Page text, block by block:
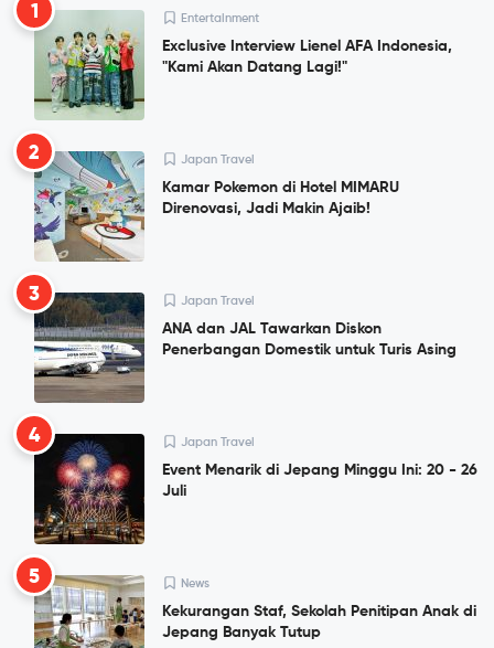
1 Entertainment
Exclusive Interview Lienel AFA Indonesia,
"Kami Akan Datang Lagi!"
2 Japan Travel
Kamar Pokemon di Hotel MIMARU
Direnovasi, Jadi Makin Ajaib!
3 Japan Travel
ANA dan JAL Tawarkan Diskon
Penerbangan Domestik untuk Turis Asing
4 Japan Travel
Event Menarik di Jepang Minggu Ini: 20 - 26
Juli
5 News
Kekurangan Staf, Sekolah Penitipan Anak di
Jepang Banyak Tutup